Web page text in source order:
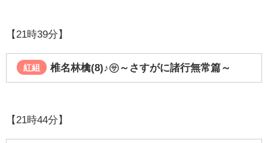
【21時39分】
紅組 椎名林檎(8)♪㋚～さすがに諸行無常篇～
【21時44分】